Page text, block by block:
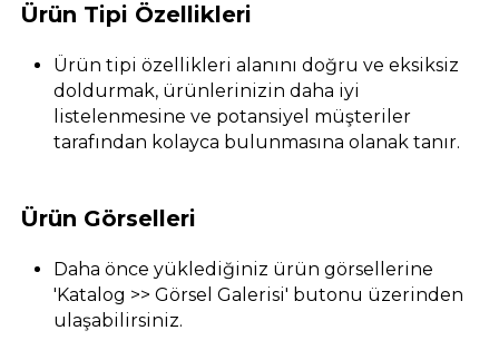
Ürün Tipi Özellikleri
Ürün tipi özellikleri alanını doğru ve eksiksiz
doldurmak, ürünlerinizin daha iyi
listelenmesine ve potansiyel müşteriler
tarafından kolayca bulunmasına olanak tanır.
Ürün Görselleri
Daha önce yüklediğiniz ürün görsellerine
'Katalog >> Görsel Galerisi' butonu üzerinden
ulaşabilirsiniz.